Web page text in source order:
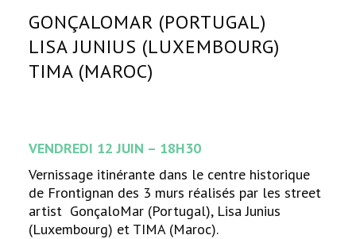
GONÇALOMAR (PORTUGAL)
LISA JUNIUS (LUXEMBOURG)
TIMA (MAROC)
VENDREDI 12 JUIN – 18H30
Vernissage itinérante dans le centre historique
de Frontignan des 3 murs réalisés par les street
artist GonçaloMar (Portugal), Lisa Junius
(Luxembourg) et TIMA (Maroc).